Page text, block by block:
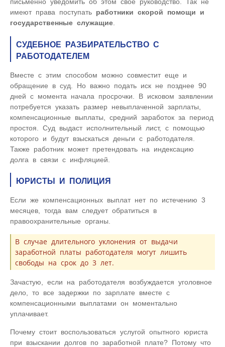
имеют права поступать работники скорой помощи и
государственные служащие
СУДЕБНОЕ РАЗБИРАТЕЛЬСТВО С
РАБОТОДАТЕЛЕМ
Вместе с этим способом можно совместит еще и
обращение в суд. Но важно подать иск не позднее 90
дней с момента начала просрочки. В исковом заявлении
потребуется указать размер невыплаченной зарплаты,
компенсационные выплаты, средний заработок за период
простоя. Суд выдаст исполнительный лист, с помощью
которого и будут взыскаться деньги с работодателя.
Также работник может претендовать на индексацию
долга в связи с инфляцией.
ЮРИСТЫ И ПОЛИЦИЯ
Если же компенсационных выплат нет по истечению 3
месяцев, тогда вам следует обратиться в
правоохранительные органы.
В случае длительного уклонения от выдачи
заработной платы работодателя могут лишить
свободы на срок до 3 лет.
Зачастую, если на работодателя возбуждается уголовное
дело, то все задержки по зарплате вместе с
компенсационными выплатами он моментально
уплачивает.
Почему стоит воспользоваться услугой опытного юриста
при взыскании долгов по заработной плате? Потому что